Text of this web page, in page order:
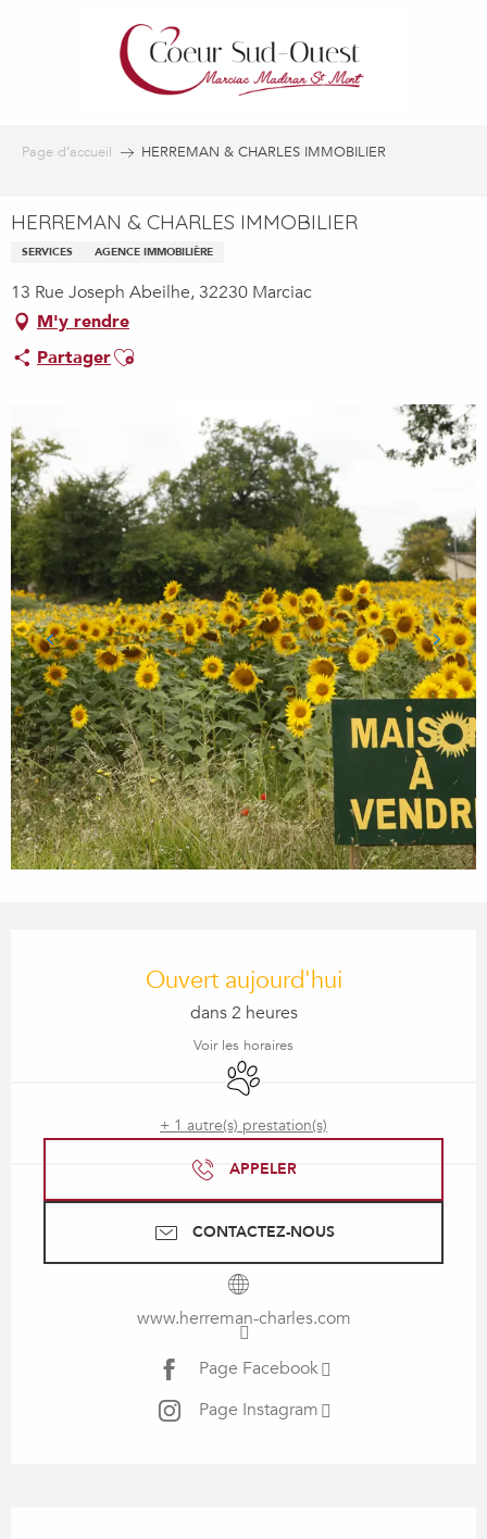
Page d’accueil HERREMAN & CHARLES IMMOBILIER
HERREMAN & CHARLES IMMOBILIER
SERVICES AGENCE IMMOBILIÈRE
13 Rue Joseph Abeilhe, 32230 Marciac
M'y rendre
PartagerAjouter aux favoris
Ouvert aujourd'hui
dans 2 heures
Voir les horaires
Animaux acceptés
+ 1 autre(s) prestation(s)
APPELER
CONTACTEZ-NOUS
www.herreman-charles.com
Page Facebook
Page Instagram